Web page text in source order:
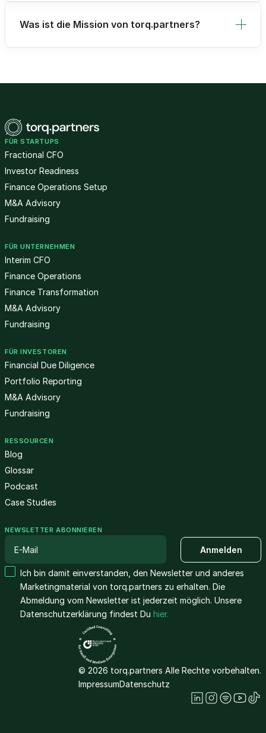
Was ist die Mission von torq.partners?
FÜR STARTUPS
Fractional CFO
Investor Readiness
Finance Operations Setup
M&A Advisory
Fundraising
FÜR UNTERNEHMEN
Interim CFO
Finance Operations
Finance Transformation
M&A Advisory
Fundraising
FÜR INVESTOREN
Financial Due Diligence
Portfolio Reporting
M&A Advisory
Fundraising
RESSOURCEN
Blog
Glossar
Podcast
Case Studies
NEWSLETTER ABONNIEREN
Ich bin damit einverstanden, den Newsletter und anderes
Marketingmaterial von torq.partners zu erhalten. Die
Abmeldung vom Newsletter ist jederzeit möglich. Unsere
Datenschutzerklärung findest Du hier.
© 2026 torq.partners Alle Rechte vorbehalten.
ImpressumDatenschutz